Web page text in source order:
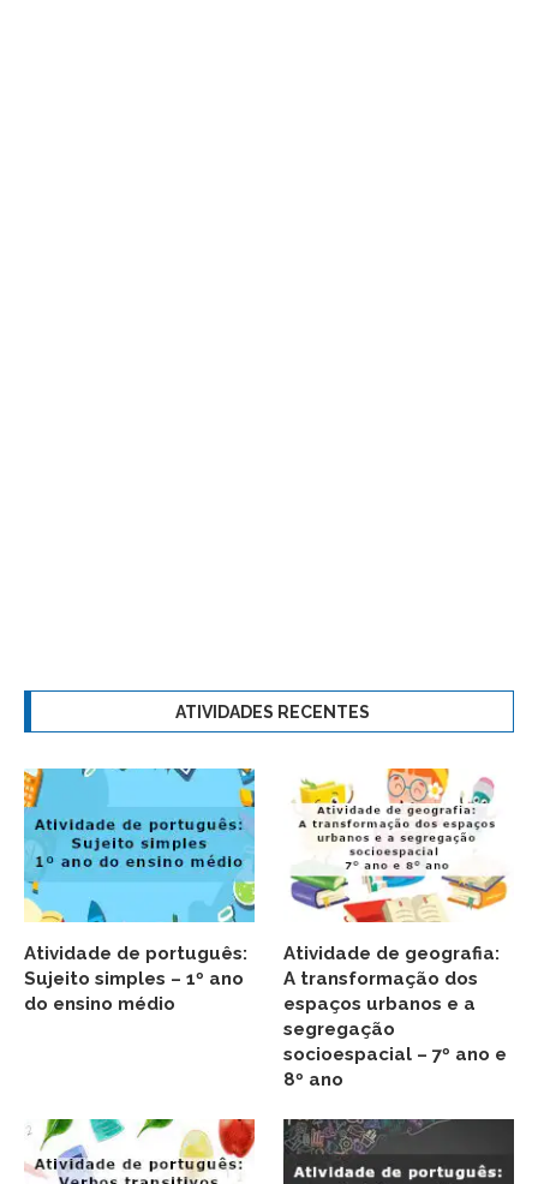
ATIVIDADES RECENTES
Atividade de português:
Sujeito simples – 1º ano
do ensino médio
Atividade de geografia:
A transformação dos
espaços urbanos e a
segregação
socioespacial – 7º ano e
8º ano